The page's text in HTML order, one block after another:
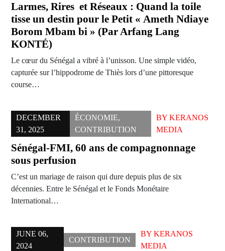
Larmes, Rires et Réseaux : Quand la toile
tisse un destin pour le Petit « Ameth Ndiaye
Borom Mbam bi » (Par Arfang Lang
KONTÉ)
Le cœur du Sénégal a vibré à l’unisson. Une simple vidéo,
capturée sur l’hippodrome de Thiès lors d’une pittoresque
course…
DECEMBER
31, 2025
ÉCONOMIE,
CONTRIBUTION
BY KERANOS
MEDIA
Sénégal-FMI, 60 ans de compagnonnage
sous perfusion
C’est un mariage de raison qui dure depuis plus de six
décennies. Entre le Sénégal et le Fonds Monétaire
International…
JUNE 06,
2024
CONTRIBUTION
BY KERANOS
MEDIA